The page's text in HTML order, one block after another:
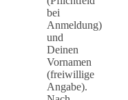
bei
Anmeldung)
und
Deinen
Vornamen
(freiwillige
Angabe).